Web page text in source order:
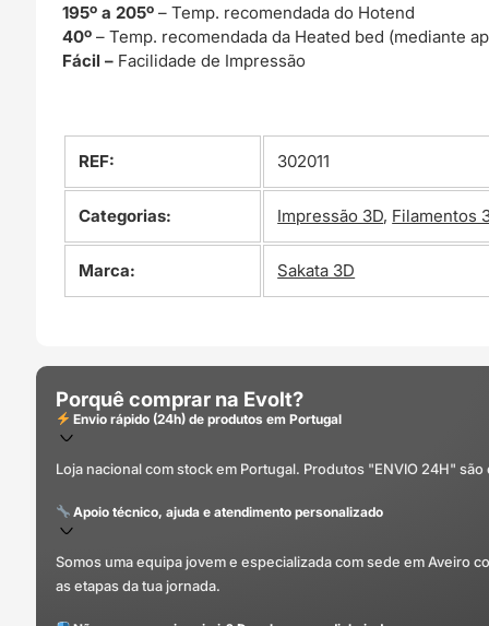
195º a 205º– Temp. recomendada do Hotend
40º– Temp. recomendada da Heated bed (mediante
Fácil – Facilidade de Impressão
REF: 302011
Categorias: Impressão 3D, Filamentos
Marca: Sakata 3D
Porquê comprar na Evolt?
Envio rápido (24h) de produtos em Portugal
Loja nacional com stock em Portugal. Produtos "ENVIO 24H"
Apoio técnico, ajuda e atendimento personalizado
Somos uma equipa jovem e especializada com sede em Aveiro
as etapas da tua jornada.